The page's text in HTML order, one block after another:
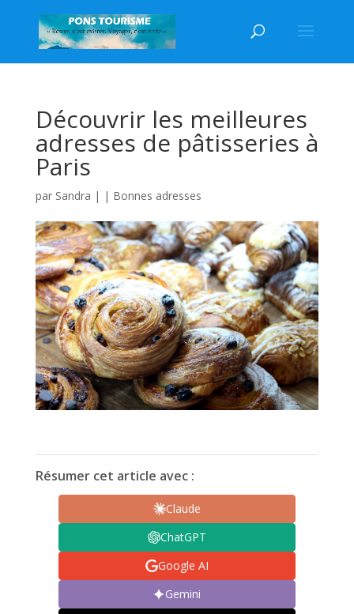
Découvrir les meilleures
adresses de pâtisseries à
Paris
par Sandra | | Bonnes adresses
Résumer cet article avec :
Claude
ChatGPT
Google AI
Gemini